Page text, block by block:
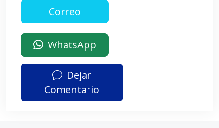
WhatsApp
Dejar
Comentario